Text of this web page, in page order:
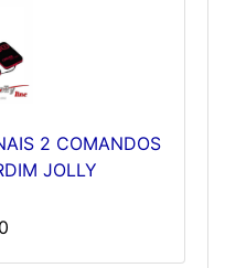
2 COMANDOS
JOLLY